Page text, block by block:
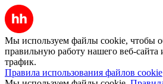
Мы используем файлы cookie, чтобы
правильную работу нашего веб-сайта
трафик.
Правила использования файлов cookie